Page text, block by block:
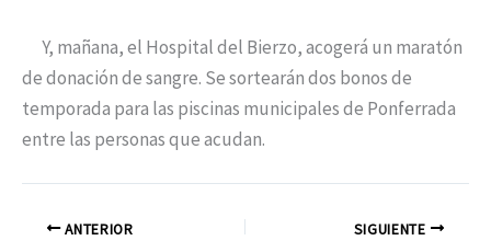
Y, mañana, el Hospital del Bierzo, acogerá un maratón
de donación de sangre. Se sortearán dos bonos de
temporada para las piscinas municipales de Ponferrada
entre las personas que acudan.
ANTERIOR SIGUIENTE